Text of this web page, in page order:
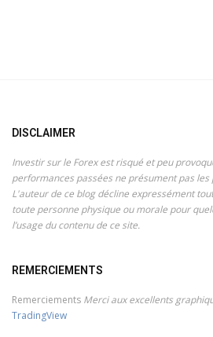
DISCLAIMER
Investir sur le Forex est risqué et peu
performances passées ne présument pas
L'auteur de ce blog décline expressément
toute personne physique ou morale pour
l’usage du contenu de ce site.
REMERCIEMENTS
Remerciements Merci aux excellents
TradingView